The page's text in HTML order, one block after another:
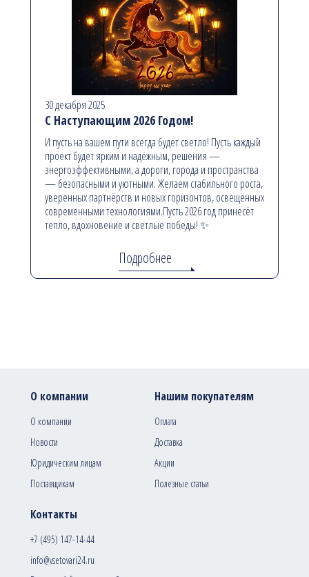
30 декабря 2025
С Наступающим 2026 Годом!
И пусть на вашем пути всегда будет светло! Пусть каждый
проект будет ярким и надёжным, решения —
энергоэффективными, а дороги, города и пространства
— безопасными и уютными. Желаем стабильного роста,
уверенных партнёрств и новых горизонтов, освещённых
современными технологиями.Пусть 2026 год принесёт
тепло, вдохновение и светлые победы! ✨
Подробнее
Контакты
+7 (495) 147-14-44
info@vsetovari24.ru
О компании
О компании
Новости
Юридическим лицам
Поставщикам
Нашим покупателям
Оплата
Доставка
Акции
Полезные статьи